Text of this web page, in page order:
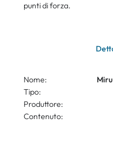
punti di forza.
Nome:
Tipo:
Produttore:
Contenuto: